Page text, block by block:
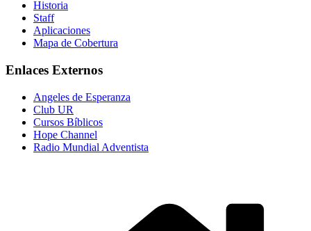
Historia
Staff
Aplicaciones
Mapa de Cobertura
Enlaces Externos
Angeles de Esperanza
Club UR
Cursos Bíblicos
Hope Channel
Radio Mundial Adventista